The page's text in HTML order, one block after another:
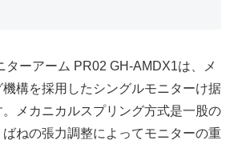
ターアーム PR02 GH-AMDX1は、メ
構を採用したシングルモニターけ据
メカニカルスプリング方式是一股の
ねの張力調整によってモニターの重